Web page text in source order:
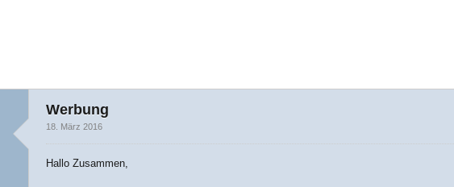
Werbung
18. März 2016
Hallo Zusammen,